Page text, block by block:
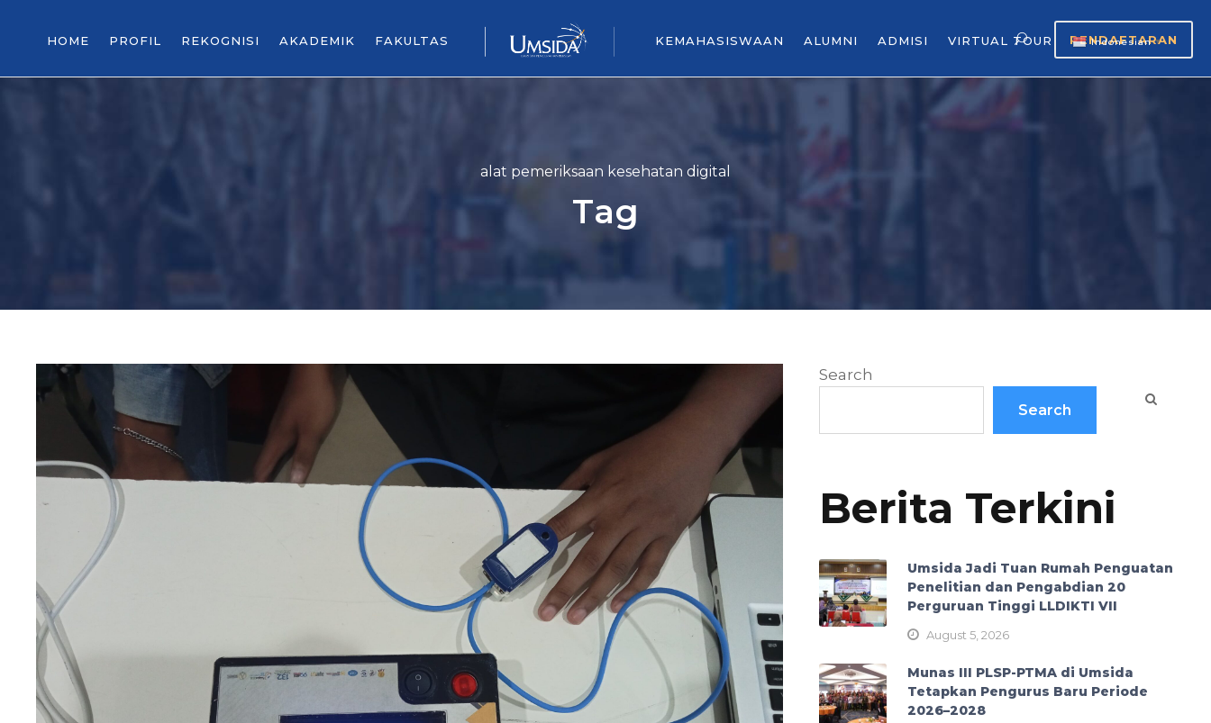
HOME PROFIL REKOGNISI AKADEMIK FAKULTAS KEMAHASISWAAN ALUMNI ADMISI VIRTUAL TOUR Indonesian ▼
PENDAFTARAN
alat pemeriksaan kesehatan digital
Tag
Search
Search
Berita Terkini
Umsida Jadi Tuan Rumah Penguatan
Penelitian dan Pengabdian 20
Perguruan Tinggi LLDIKTI VII
August 5, 2026
Munas III PLSP-PTMA di Umsida
Tetapkan Pengurus Baru Periode
2026–2028